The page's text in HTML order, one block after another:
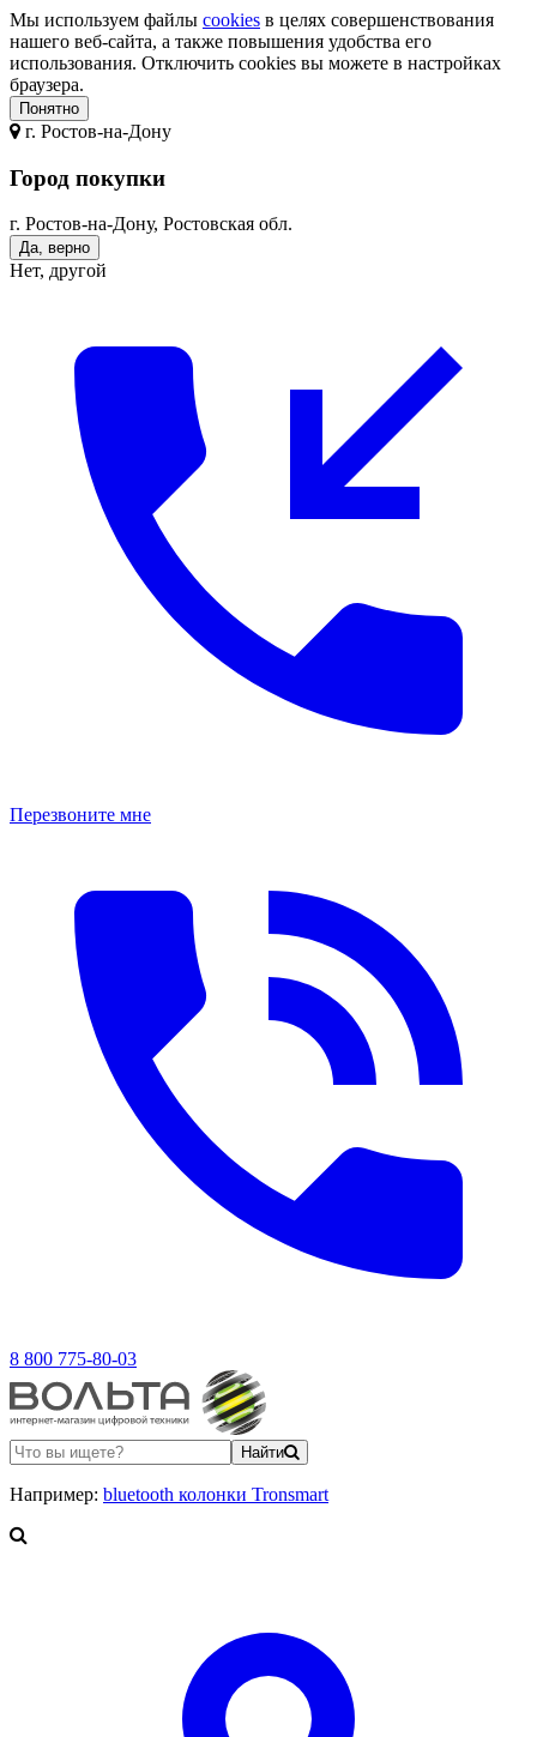
Мы используем файлы cookies в целях совершенствования
нашего веб-сайта, а также повышения удобства его
использования. Отключить cookies вы можете в настройках
браузера.
Понятно
г. Ростов-на-Дону
Город покупки
г. Ростов-на-Дону, Ростовская обл.
Да, верно
Нет, другой
Перезвоните мне
8 800 775-80-03
Найти
Например: bluetooth колонки Tronsmart